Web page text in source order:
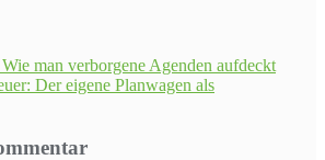
man verborgene Agenden aufdeckt
Der eigene Planwagen als